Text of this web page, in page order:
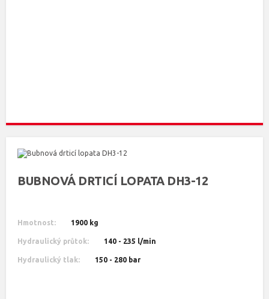
BUBNOVÁ DRTICÍ LOPATA DH3-12
Hmotnost: 1900 kg
Hydraulický průtok: 140 - 235 l/min
Hydraulický tlak: 150 - 280 bar